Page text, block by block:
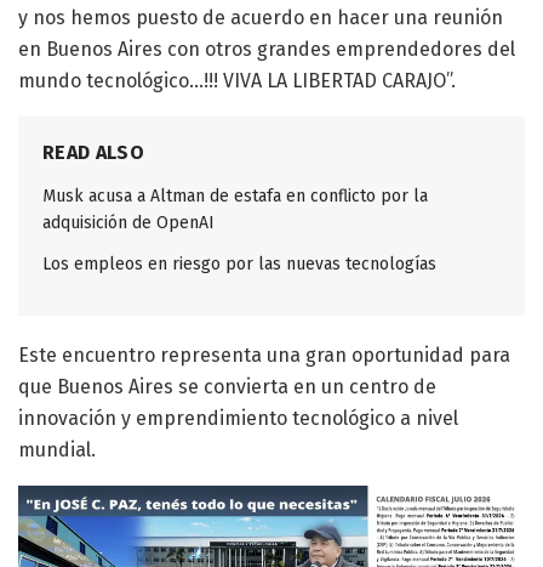
y nos hemos puesto de acuerdo en hacer una reunión
en Buenos Aires con otros grandes emprendedores del
mundo tecnológico…!!! VIVA LA LIBERTAD CARAJO”.
READ ALSO
Musk acusa a Altman de estafa en conflicto por la
adquisición de OpenAI
Los empleos en riesgo por las nuevas tecnologías
Este encuentro representa una gran oportunidad para
que Buenos Aires se convierta en un centro de
innovación y emprendimiento tecnológico a nivel
mundial.